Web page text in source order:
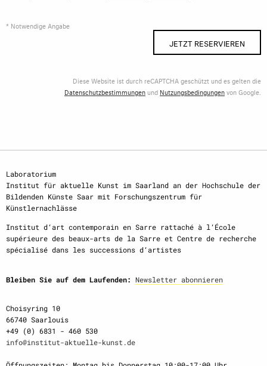
* Notwendige Angabe
JETZT RESERVIEREN
Diese Website ist durch reCAPTCHA geschützt und es gelten die
Datenschutzbestimmungen und Nutzungsbedingungenvon Google.
Laboratorium
Institut für aktuelle Kunst im Saarland an der Hochschule der
Bildenden Künste Saar mit Forschungszentrum für
Künstlernachlässe
Institut d‘art contemporain en Sarre rattaché à l‘École
supérieure des beaux-arts de la Sarre et Centre de recherche
spécialisé dans les successions d‘artistes
Bleiben Sie auf dem Laufenden: Newsletter abonnieren
Choisyring 10
66740 Saarlouis
+49 (0) 6831 - 460 530
info@institut-aktuelle-kunst.de